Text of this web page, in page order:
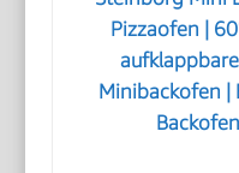
Pizzaofen |
Minibackofen |